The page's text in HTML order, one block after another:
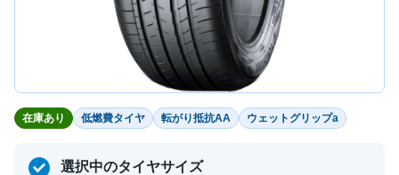
在庫あり 低燃費タイヤ 転がり抵抗AA ウェットグリップa
選択中のタイヤサイズ